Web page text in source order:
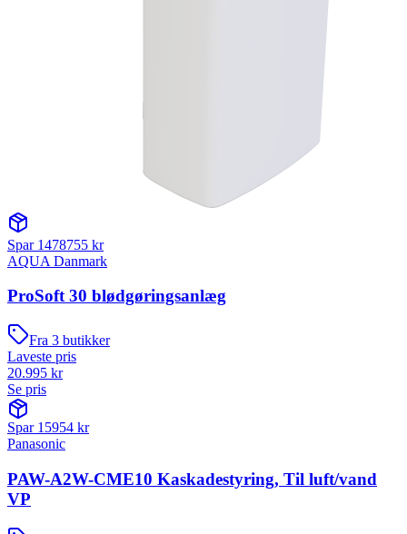
Spar 1478755 kr
AQUA Danmark
ProSoft 30 blødgøringsanlæg
Fra 3 butikker
Laveste pris
20.995 kr
Se pris
Spar 15954 kr
Panasonic
PAW-A2W-CME10 Kaskadestyring, Til luft/vand
VP